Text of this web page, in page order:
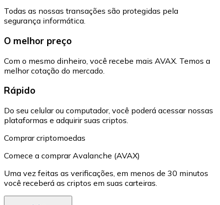
Todas as nossas transações são protegidas pela
segurança informática.
O melhor preço
Com o mesmo dinheiro, você recebe mais AVAX. Temos a
melhor cotação do mercado.
Rápido
Do seu celular ou computador, você poderá acessar nossas
plataformas e adquirir suas criptos.
Comprar criptomoedas
Comece a comprar Avalanche (AVAX)
Uma vez feitas as verificações, em menos de 30 minutos
você receberá as criptos em suas carteiras.